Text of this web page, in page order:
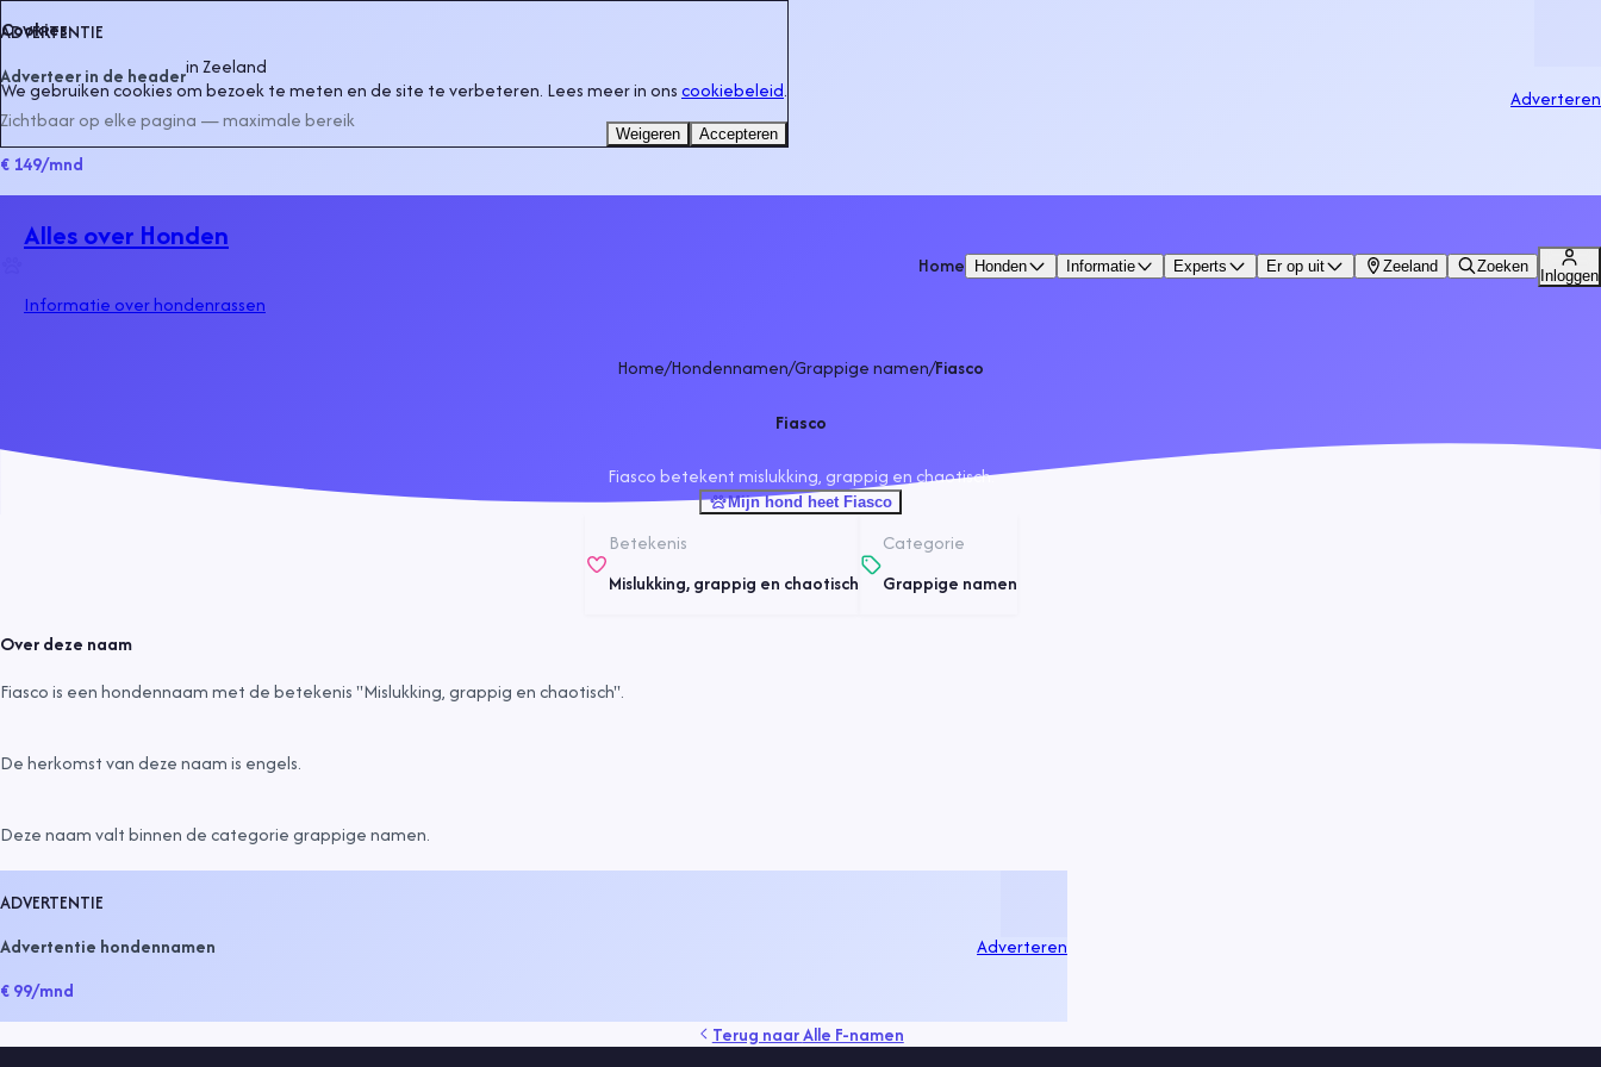
ADVERTENTIE
Adverteer in de headerinZeeland
Zichtbaar op elke pagina — maximale bereik
€ 149/mnd
Adverteren
Alles over Honden
Informatie over hondenrassen
Home Honden Informatie Experts Er op uit Zeeland Zoeken
Inloggen
Home/Hondennamen/Grappige namen/Fiasco
Fiasco
Fiasco betekent mislukking, grappig en chaotisch.
Mijn hond heet Fiasco
Betekenis
Mislukking, grappig en chaotisch
Categorie
Grappige namen
Over deze naam
Fiasco is een hondennaam met de betekenis "Mislukking, grappig en chaotisch".
De herkomst van deze naam is engels.
Deze naam valt binnen de categoriegrappige namen.
ADVERTENTIE
Advertentie hondennamen
€ 99/mnd
Adverteren
Terug naarAlle F-namen
Cookies
We gebruiken cookies om bezoek te meten en de site te verbeteren. Lees meer in onscookiebeleid.
Weigeren Accepteren